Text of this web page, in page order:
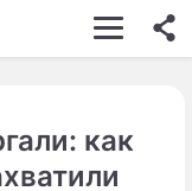
БИЗНЕС
как